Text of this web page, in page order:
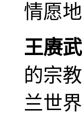
情愿
王赓武
的宗
兰世